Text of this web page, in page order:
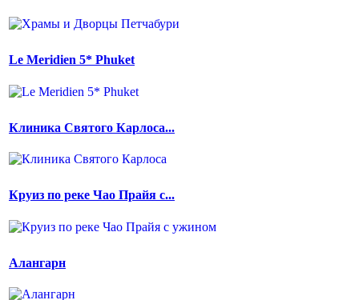
Le Meridien 5* Phuket
Клиника Святого Карлоса...
Круиз по реке Чао Прайя с...
Алангарн